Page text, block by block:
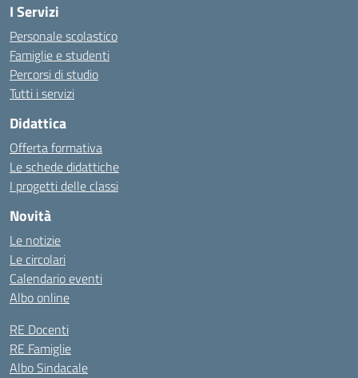
I Servizi
Personale scolastico
Famiglie e studenti
Percorsi di studio
Tutti i servizi
Didattica
Offerta formativa
Le schede didattiche
I progetti delle classi
Novità
Le notizie
Le circolari
Calendario eventi
Albo online
RE Docenti
RE Famiglie
Albo Sindacale